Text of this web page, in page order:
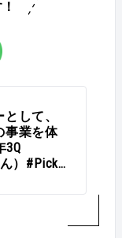
して、
事業を体
3Q
）#Picks
ー